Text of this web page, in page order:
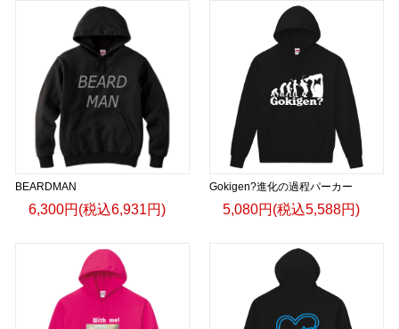
BEARDMAN
6,300円(税込6,931円)
Gokigen?進化の過程パーカー
5,080円(税込5,588円)